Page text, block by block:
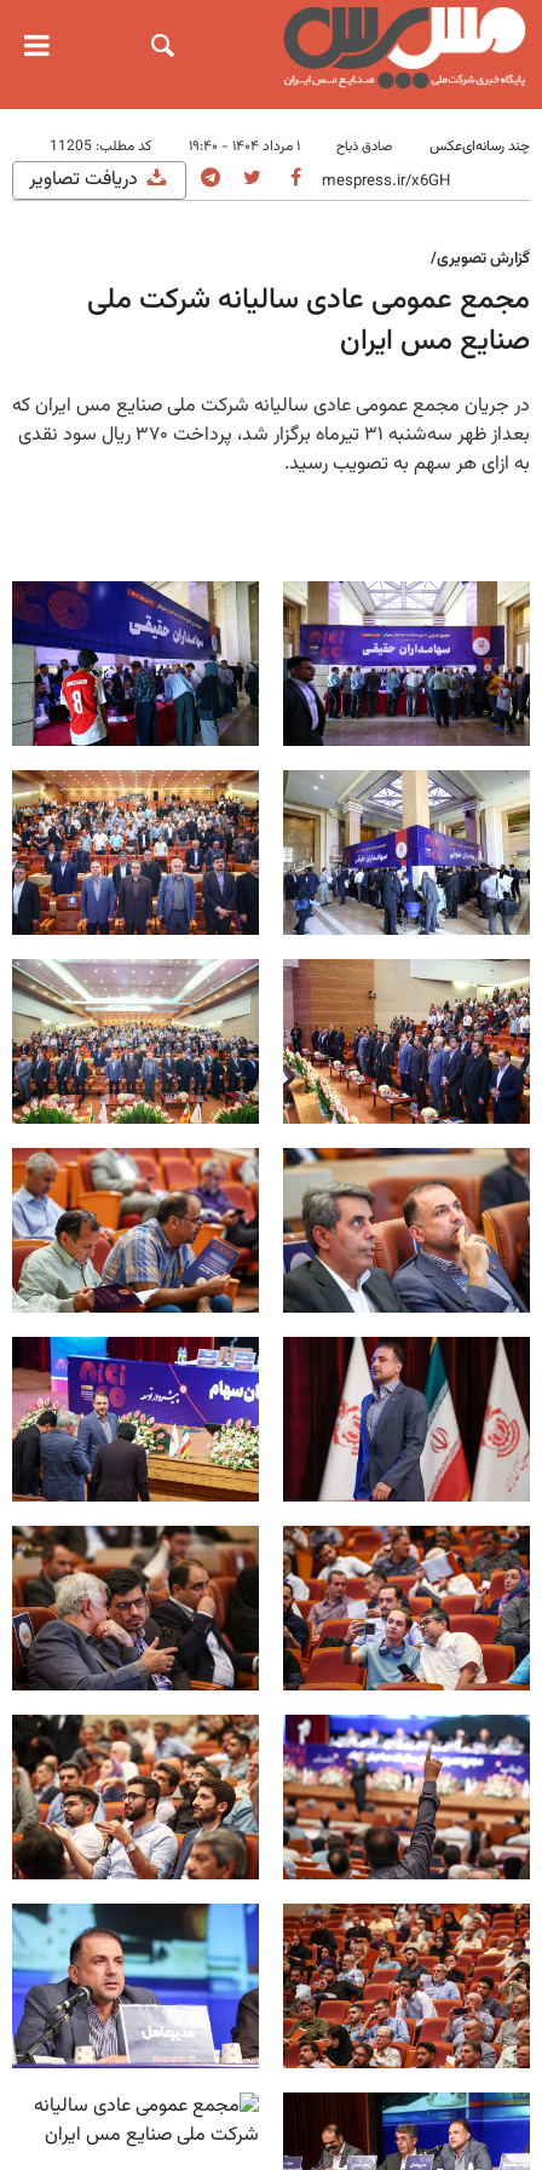
چند رسانه‌ایعکس صادق ذباح ۱ مرداد ۱۴۰۴ - ۱۹:۴۰ کد مطلب:11205
دریافت تصاویر
گزارش تصویری/
مجمع عمومی عادی سالیانه شرکت ملی
صنایع مس ایران
در جریان مجمع عمومی عادی سالیانه شرکت ملی صنایع مس ایران که
بعداز ظهر سه‌شنبه ۳۱ تیرماه برگزار شد، پرداخت ۳۷۰ ریال سود نقدی
به ازای هر سهم به تصویب رسید.